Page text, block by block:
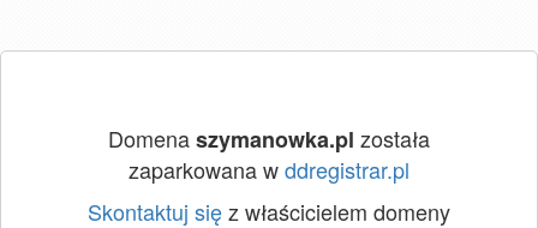
Domenaszymanowka.pl została
zaparkowana wddregistrar.pl
Skontaktuj sięz właścicielem domeny